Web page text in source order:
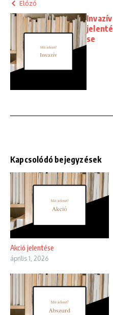
Előző
Invazív
jelenté
se
Kapcsolódó bejegyzések
Akció jelentése
április 1, 2026